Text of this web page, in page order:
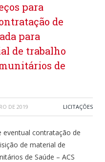
para
de
para
de trabalho
de
DE 2019 LICITAÇÕES
eventual contratação de
de material de
de Saúde – ACS